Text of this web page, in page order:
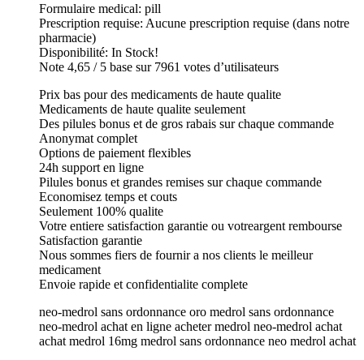
Formulaire medical: pill
Prescription requise: Aucune prescription requise (dans notre
pharmacie)
Disponibilité: In Stock!
Note 4,65 / 5 base sur 7961 votes d’utilisateurs
Prix bas pour des medicaments de haute qualite
Medicaments de haute qualite seulement
Des pilules bonus et de gros rabais sur chaque commande
Anonymat complet
Options de paiement flexibles
24h support en ligne
Pilules bonus et grandes remises sur chaque commande
Economisez temps et couts
Seulement 100% qualite
Votre entiere satisfaction garantie ou votreargent rembourse
Satisfaction garantie
Nous sommes fiers de fournir a nos clients le meilleur
medicament
Envoie rapide et confidentialite complete
neo-medrol sans ordonnance oro medrol sans ordonnance
neo-medrol achat en ligne acheter medrol neo-medrol achat
achat medrol 16mg medrol sans ordonnance neo medrol achat